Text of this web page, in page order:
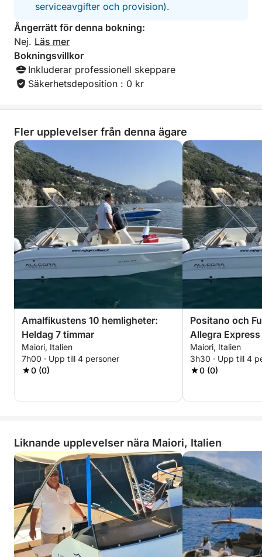
serviceavgifter och provision).
Ångerrätt för denna bokning:
Nej. Läs mer
Bokningsvillkor
Inkluderar professionell skeppare
Säkerhetsdeposition : 0 kr
Fler upplevelser från denna ägare
Amalfikustens 10 hemligheter:
Heldag 7 timmar
Maiori, Italien
7h00 · Upp till 4 personer
0 (0)
Positano och
Allegra Express
Maiori, Italien
3h30 · Upp till 4
0 (0)
Liknande upplevelser nära Maiori, Italien